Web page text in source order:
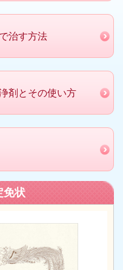
治す方法
剤とその使い方
免状